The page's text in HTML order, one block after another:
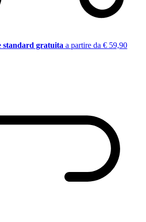
standard gratuita a partire da € 59,90